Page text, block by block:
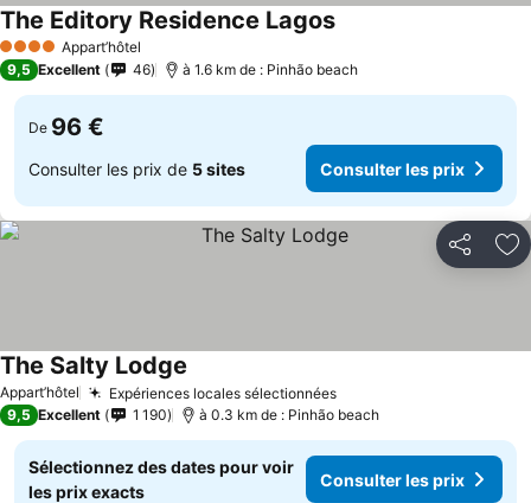
4 Étoiles Appart’hôtel
The Editory Residence LagosConsulter les prix
9,5 Excellent 46 à 1.6 km de : Pinhão beach
De 96 €
Consulter les prix de 5 sites Consulter les prix
Partager
Appart’hôtel Expériences locales sélectionnéesConsulter les prix
The Salty Lodge
9,5 Excellent 1 190 à 0.3 km de : Pinhão beach
Sélectionnez des dates pour voir
les prix exacts
Consulter les prix